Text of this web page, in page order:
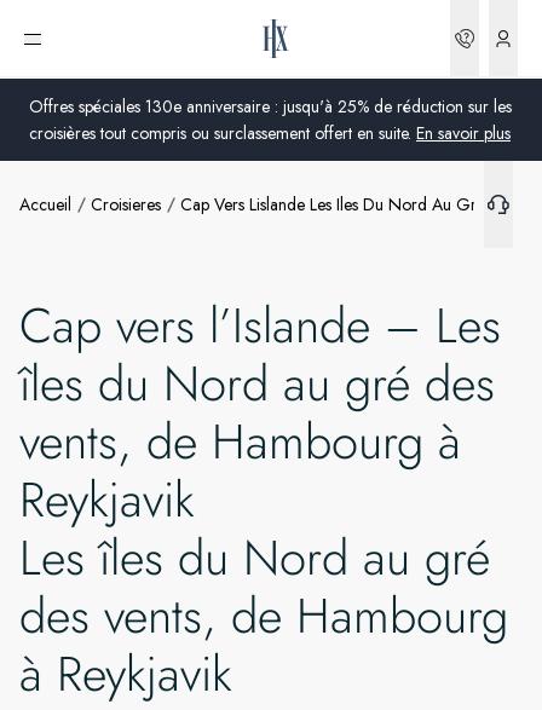
Offres spéciales 130e anniversaire : jusqu'à 25% de réduction sur les
croisières tout compris ou surclassement offert en suite. En savoir plus
Ouvrir le menu
France
Royaume-Uni
États-Unis
Allemagne
Suisse
France
Danemark
Global
Accueil Croisieres Cap Vers Lislande Les Iles Du Nord Au Gre Des
Cap vers l’Islande – Les
îles du Nord au gré des
vents, de Hambourg à
Reykjavik
Les îles du Nord au gré
des vents, de Hambourg
à Reykjavik